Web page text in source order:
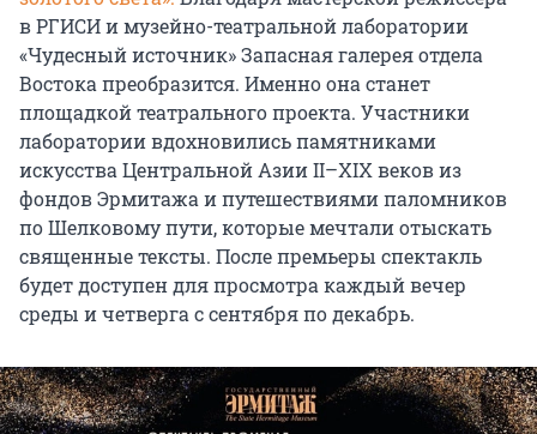
в РГИСИ и музейно-театральной лаборатории
«Чудесный источник» Запасная галерея отдела
Востока преобразится. Именно она станет
площадкой театрального проекта. Участники
лаборатории вдохновились памятниками
искусства Центральной Азии II–XIX веков из
фондов Эрмитажа и путешествиями паломников
по Шелковому пути, которые мечтали отыскать
священные тексты. После премьеры спектакль
будет доступен для просмотра каждый вечер
среды и четверга с сентября по декабрь.